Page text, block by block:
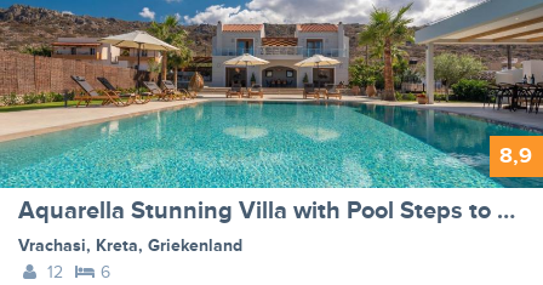
8,9
Aquarella Stunning Villa with Pool Steps to Sea
Vrachasi, Kreta, Griekenland
12
6